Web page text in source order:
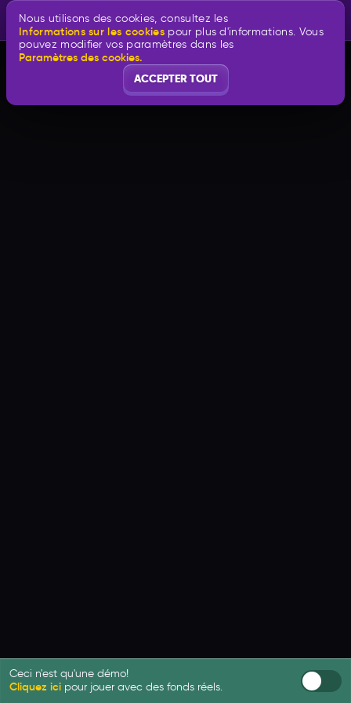
Ceci n'est qu'une démo!
Cliquez ici pour jouer avec des fonds réels.
Nous utilisons des cookies, consultez les
Informations sur les cookiespour plus d'informations. Vous
pouvez modifier vos paramètres dans les
Paramètres des cookies.
ACCEPTER TOUT